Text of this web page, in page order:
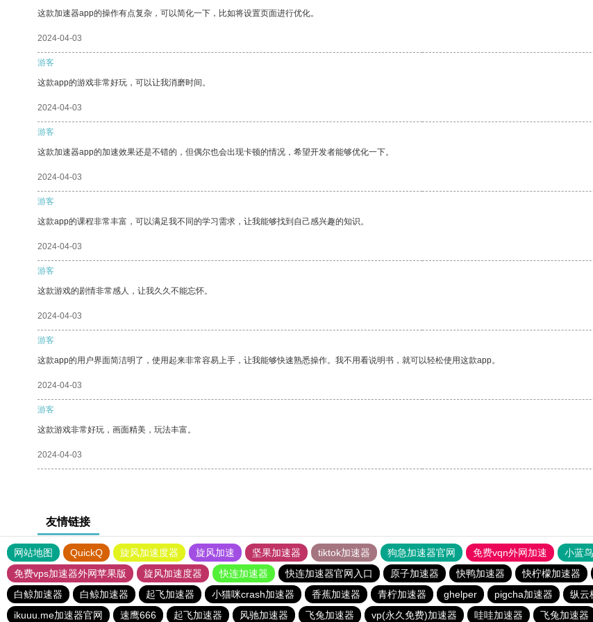
这款加速器app的操作有点复杂，可以简化一下，比如将设置页面进行优化。
2024-04-03
游客
这款app的游戏非常好玩，可以让我消磨时间。
2024-04-03
游客
这款加速器app的加速效果还是不错的，但偶尔也会出现卡顿的情况，希望开发者能够优化一下。
2024-04-03
游客
这款app的课程非常丰富，可以满足我不同的学习需求，让我能够找到自己感兴趣的知识。
2024-04-03
游客
这款游戏的剧情非常感人，让我久久不能忘怀。
2024-04-03
游客
这款app的用户界面简洁明了，使用起来非常容易上手，让我能够快速熟悉操作。我不用看说明书，就可以轻松使用这款app。
2024-04-03
游客
这款游戏非常好玩，画面精美，玩法丰富。
2024-04-03
友情链接
网站地图 QuickQ 旋风加速度器 旋风加速 坚果加速器 tiktok加速器 狗急加速器官网 免费vqn外网加速 小蓝鸟
免费vps加速器外网苹果版
旋风加速度器 快连加速器 快连加速器官网入口 原子加速器 快鸭加速器 快柠檬加速器
白鲸加速器
白鲸加速器 起飞加速器 小猫咪crash加速器 香蕉加速器 青柠加速器 ghelper pigcha加速器 纵云
ikuuu.me加速器官网
速鹰666 起飞加速器 风驰加速器 飞兔加速器 vp(永久免费)加速器 哇哇加速器 飞兔加速器